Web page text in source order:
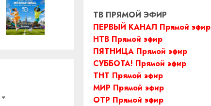
*
ТВ ПРЯМОЙ ЭФИР
ПЕРВЫЙ КАНАЛ Прямой эфир
НТВ Прямой эфир
ПЯТНИЦА Прямой эфир
СУББОТА! Прямой эфир
ТНТ Прямой эфир
МИР Прямой эфир
ОТР Прямой эфир